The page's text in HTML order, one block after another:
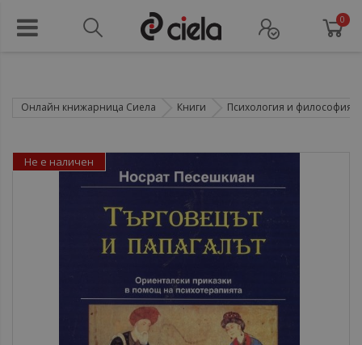
0
Онлайн книжарница Сиела Книги Психология и философия
Не е наличен